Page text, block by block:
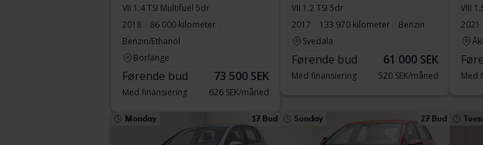
VII 1.4 TSI Multifuel 5dr
2018
86 000 kilometer
Benzin/Ethanol
Borlänge
Førende bud 73 500 SEK
Med finansiering 626 SEK/måned
VII 1.2 TSI 5dr
2017
133 970 kilometer
Benzin
Svedala
Førende bud 61 000 SEK
Med finansiering 520 SEK/måned
VIII
2021
Med
Monday 17 Bud Sunday 27 Bud